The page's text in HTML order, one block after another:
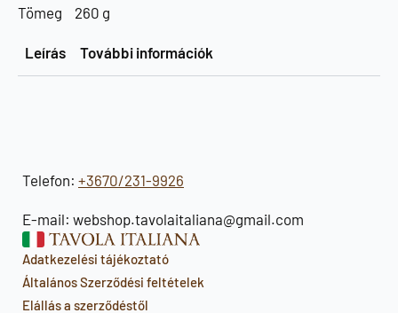
Tömeg 260 g
Leírás További információk
Telefon: +3670/231-9926
E-mail: webshop.tavolaitaliana@gmail.com
Adatkezelési tájékoztató
Általános Szerződési feltételek
Elállás a szerződéstől